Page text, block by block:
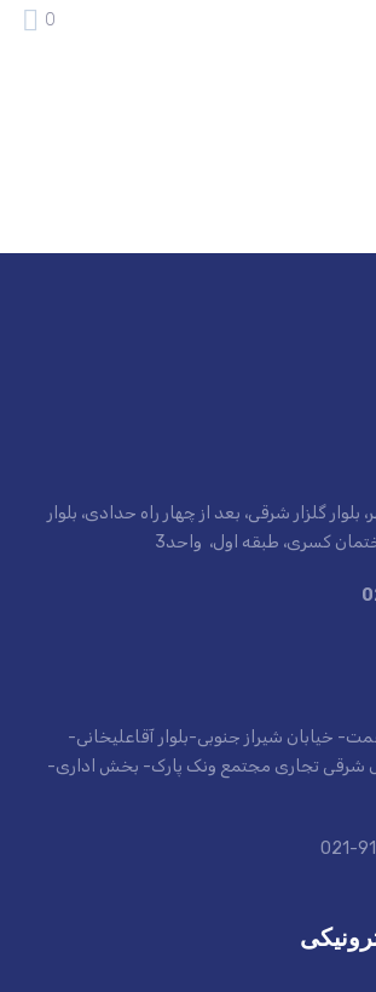
0
گلزار شرقی، بعد از چهار راه حدادی، بلوار
کسری، طبقه اول، واحد3
خیابان شیراز جنوبی-بلوار آقاعلیخانی-
شرقی تجاری مجتمع ونک پارک- بخش اداری-